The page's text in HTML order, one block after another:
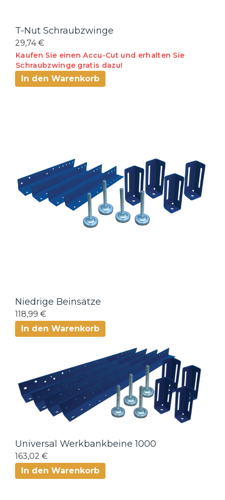
T-Nut Schraubzwinge
29,74 €
Kaufen Sie einen Accu-Cut und erhalten Sie
Schraubzwinge gratis dazu!
In den Warenkorb
Niedrige Beinsätze
118,99 €
In den Warenkorb
Universal Werkbankbeine 1000
163,02 €
In den Warenkorb